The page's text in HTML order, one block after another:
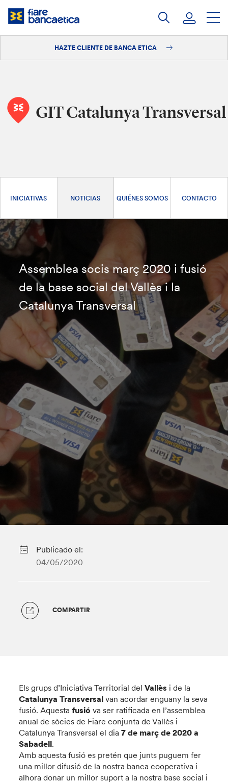
Saltar
HAZTE CLIENTE DE BANCA ETICA
GIT Catalunya Transversal
INICIATIVAS NOTICIAS QUIÉNES SOMOS CONTACTO
Assemblea socis març 2020 i fusió
de la base social del Vallès i la
Catalunya Transversal
Publicado el:
04/05/2020
COMPARTIR
Els grups d’Iniciativa Territorial delVallès i de la
Catalunya Transversalvan acordar enguany la seva
fusió. Aquestafusió va ser ratificada en l’assemblea
anual de sòcies de Fiare conjunta de Vallès i
Catalunya Transversal el dia7 de març de 2020 a
Sabadell.
Amb aquesta fusió es pretén que junts puguem fer
una millor difusió de la nostra banca cooperativa i
alhora donar un millor suport a la nostra base social i